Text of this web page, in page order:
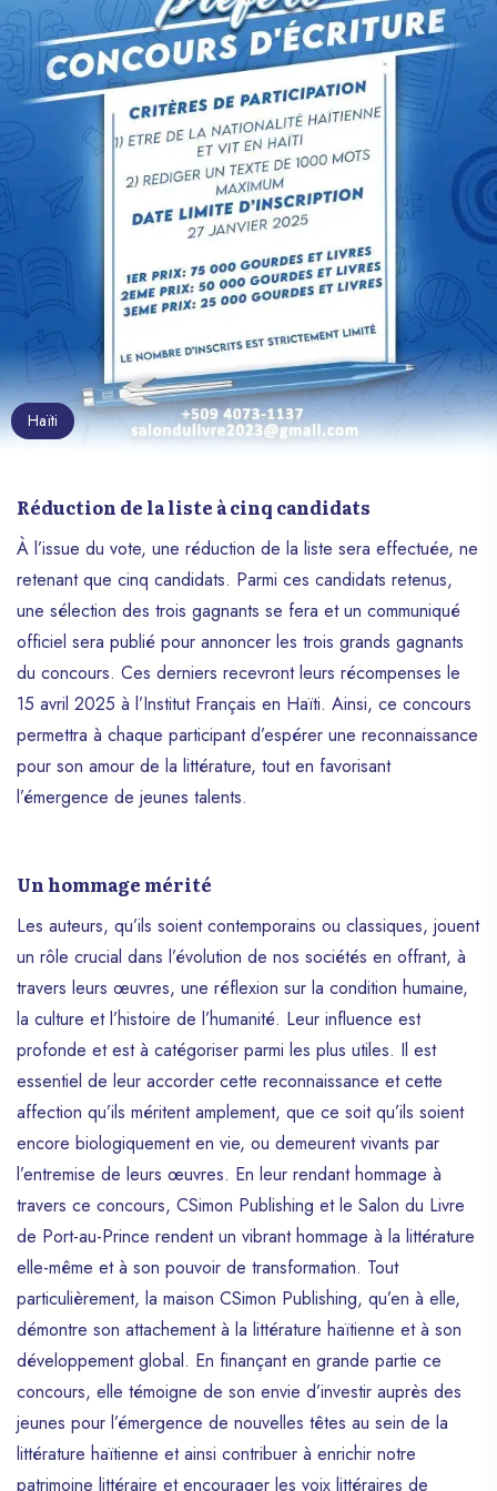
Transformation et d’Intégration Formelle)
une pierre philosophale. Pas seulement
pour cette organisation, mais aussi pour
tous ceux qui croient que l’écriture peut
aider à rallumer les étoiles. Face à cette
urgence d’agir, c’est « une initiative pour
sensibiliser, dénoncer et affirmer haut et
fort que chaque enfant compte, chaque
enfant mérite protection, espoir et avenir»
peut-on lire dans le document descriptif du
concours. Que comptez-vous donc faire
de votre lumière humaine ? À travers ce
concours, les participants ont l’occasion
de poser un acte de résistance, tel un cri
de conscience pour porter la voix de
l’enfance brisée. Ouvert du 18 mai au 18
juin, « Timoun se Moun » s’adresse à tout
en créole. Derrière cette initiative, ACTIF
culturelle et linguistique, d’autre part
enrichir notre littérature créole, la valoriser
et encourager la créativité dans notre
langue vernaculaire. Le texte ne doit pas
excéder 500 mots. Le format retenu est le
PDF, la police Times New Roman, la taille
12 et l’interligne 1,5. Ce concours veut
offrir une part de tendresse à ces enfants
qui sont les premières victimes de la
descente aux enfers du pays. Pour évaluer
première est médecin et lauréate de la
première édition de ce concours. Les deux
autres évoluent dans les domaines de la
sociologie, de la psychologie et de la
littérature. Au-delà des prix « Prix du jury :
15 000 HTG + livres + certificat » et «
Prix du public : 5 000 HTG + certificat +
livres», les meilleurs textes feront partie
d’une anthologie qui sera publiée chez les
Éditions Répérages. Il est à noter qu’il y
aura un gagnant pour chaque prix. Une
telle initiative traduit l’engagement de
l’ACTIF à inscrire dans l’éternité des
auteurs qui embrassent la cause des
enfants démunis tout en enrichissant le
patrimoine littéraire haïtien. À tous ceux qui
croient que, par la poésie, on peut faire
de sa vie un chef-d’œuvre, ce concours
vous tend la main. Par la même occasion,
il offre l’opportunité de contribuer au
programme de protection de l’enfant piloté
par ACTIF. Chaque participant peut
soumettre un seul texte. Ce dernier doit être
envoyé par mail à l’adresse suivante :
Haïti
Réduction de la liste à cinq candidats
À l’issue du vote, une réduction de la liste sera effectuée, ne
retenant que cinq candidats. Parmi ces candidats retenus,
une sélection des trois gagnants se fera et un communiqué
officiel sera publié pour annoncer les trois grands gagnants
du concours. Ces derniers recevront leurs récompenses le
15 avril 2025 à l’Institut Français en Haïti. Ainsi, ce concours
permettra à chaque participant d’espérer une reconnaissance
pour son amour de la littérature, tout en favorisant
l’émergence de jeunes talents.
Un hommage mérité
Les auteurs, qu’ils soient contemporains ou classiques, jouent
un rôle crucial dans l’évolution de nos sociétés en offrant, à
travers leurs œuvres, une réflexion sur la condition humaine,
la culture et l’histoire de l’humanité. Leur influence est
profonde et est à catégoriser parmi les plus utiles. Il est
essentiel de leur accorder cette reconnaissance et cette
affection qu’ils méritent amplement, que ce soit qu’ils soient
encore biologiquement en vie, ou demeurent vivants par
l’entremise de leurs œuvres. En leur rendant hommage à
travers ce concours, CSimon Publishing et le Salon du Livre
de Port-au-Prince rendent un vibrant hommage à la littérature
elle-même et à son pouvoir de transformation. Tout
particulièrement, la maison CSimon Publishing, qu’en à elle,
démontre son attachement à la littérature haïtienne et à son
développement global. En finançant en grande partie ce
concours, elle témoigne de son envie d’investir auprès des
jeunes pour l’émergence de nouvelles têtes au sein de la
littérature haïtienne et ainsi contribuer à enrichir notre
patrimoine littéraire et encourager les voix littéraires de